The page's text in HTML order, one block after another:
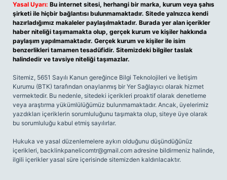
Yasal Uyarı: Bu internet sitesi, herhangi bir marka, kurum veya şahıs
şirketi ile hiçbir bağlantısı bulunmamaktadır. Sitede yalnızca kendi
hazırladığımız makaleler paylaşılmaktadır. Burada yer alan içerikler
haber niteliği taşımamakta olup, gerçek kurum ve kişiler hakkında
paylaşım yapılmamaktadır. Gerçek kurum ve kişiler ile isim
benzerlikleri tamamen tesadüfidir. Sitemizdeki bilgiler taslak
halindedir ve tavsiye niteliği taşımazlar.
Sitemiz, 5651 Sayılı Kanun gereğince Bilgi Teknolojileri ve İletişim
Kurumu (BTK) tarafından onaylanmış bir Yer Sağlayıcı olarak hizmet
vermektedir. Bu nedenle, sitedeki içerikleri proaktif olarak denetleme
veya araştırma yükümlülüğümüz bulunmamaktadır. Ancak, üyelerimiz
yazdıkları içeriklerin sorumluluğunu taşımakta olup, siteye üye olarak
bu sorumluluğu kabul etmiş sayılırlar.
Hukuka ve yasal düzenlemelere aykırı olduğunu düşündüğünüz
içerikleri, backlinkpanelicomtr@gmail.com adresine bildirmeniz halinde,
ilgili içerikler yasal süre içerisinde sitemizden kaldırılacaktır.